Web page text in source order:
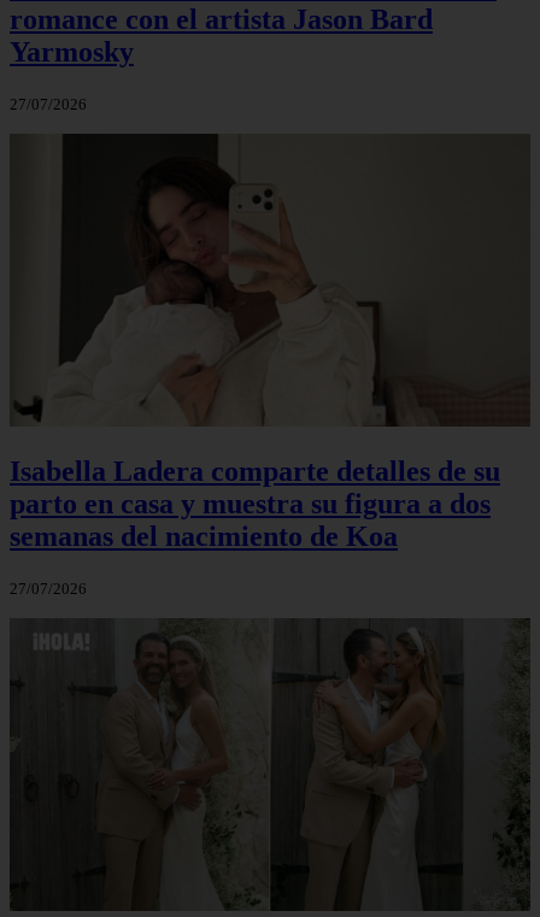
romance con el artista Jason Bard
Yarmosky
27/07/2026
Isabella Ladera comparte detalles de su
parto en casa y muestra su figura a dos
semanas del nacimiento de Koa
27/07/2026